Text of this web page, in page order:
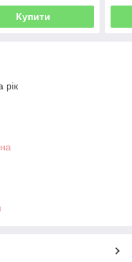
Купити
рік